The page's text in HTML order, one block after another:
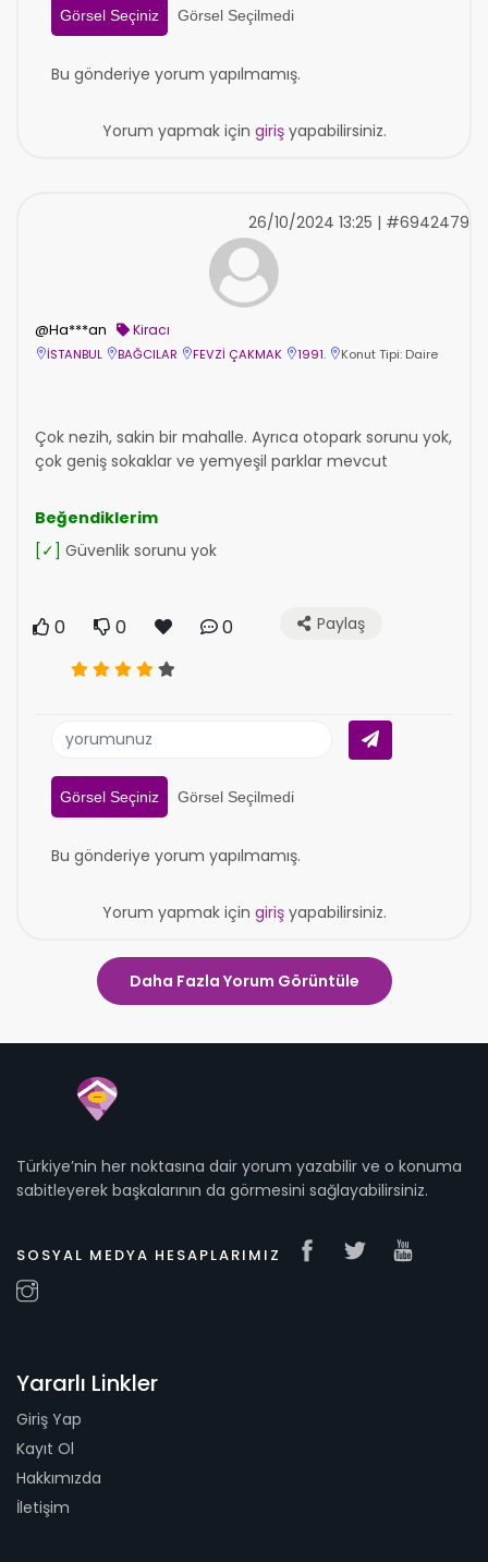
Görsel Seçiniz Görsel Seçilmedi
Bu gönderiye yorum yapılmamış.
Yorum yapmak için girişyapabilirsiniz.
@Ha***an Kiracı
İSTANBUL BAĞCILAR FEVZİ ÇAKMAK 1991. Konut Tipi: Daire
26/10/2024 13:25 | #6942479
Çok nezih, sakin bir mahalle. Ayrıca otopark sorunu yok,
çok geniş sokaklar ve yemyeşil parklar mevcut
Beğendiklerim
[✓] Güvenlik sorunu yok
0 0 0 Paylaş
Görsel Seçiniz Görsel Seçilmedi
Bu gönderiye yorum yapılmamış.
Yorum yapmak için girişyapabilirsiniz.
Daha Fazla Yorum Görüntüle
Türkiye’nin her noktasına dair yorum yazabilir ve o konuma
sabitleyerek başkalarının da görmesini sağlayabilirsiniz.
SOSYAL MEDYA HESAPLARIMIZ
Yararlı Linkler
Giriş Yap
Kayıt Ol
Hakkımızda
İletişim